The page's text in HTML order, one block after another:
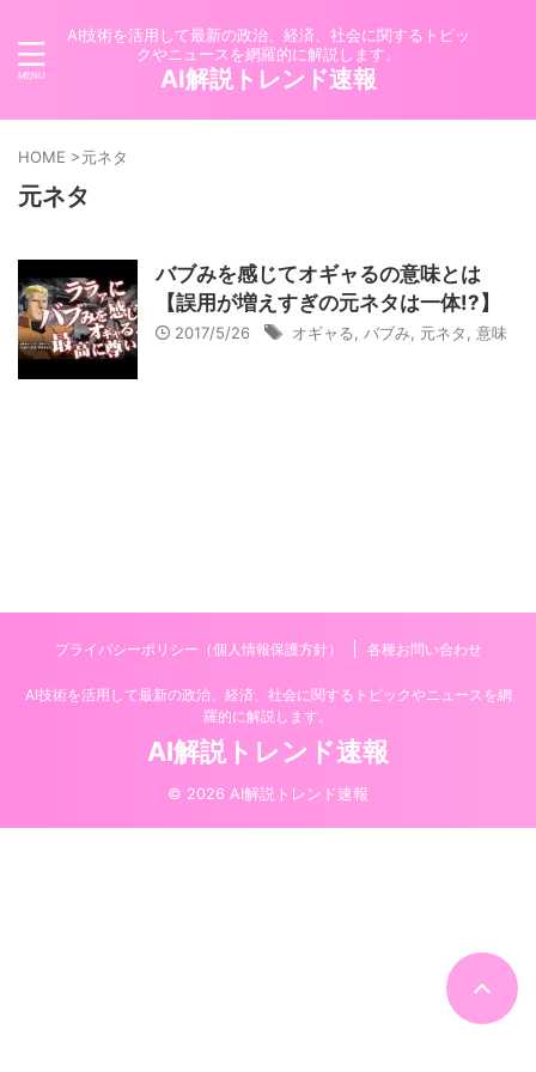
AI技術を活用して最新の政治、経済、社会に関するトピッ
クやニュースを網羅的に解説します。
AI解説トレンド速報
HOME >元ネタ
元ネタ
バブみを感じてオギャるの意味とは
【誤用が増えすぎの元ネタは一体!?】
2017/5/26 オギャる バブみ 元ネタ 意味
プライバシーポリシー（個人情報保護方針） 各種お問い合わせ
AI技術を活用して最新の政治、経済、社会に関するトピックやニュースを網
羅的に解説します。
AI解説トレンド速報
© 2026 AI解説トレンド速報